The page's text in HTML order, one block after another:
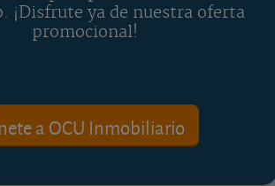
¡Disfrute ya de nuestra oferta
promocional!
a OCU Inmobiliario